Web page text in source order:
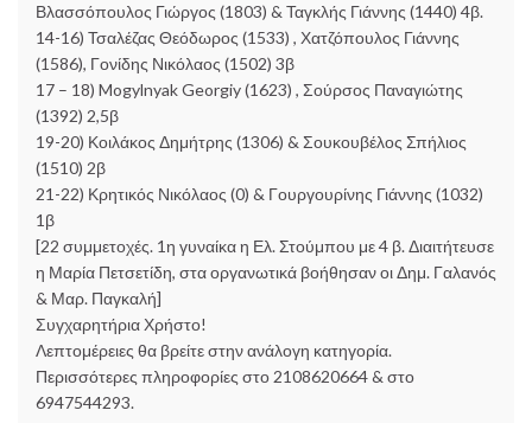
Βλασσόπουλος Γιώργος (1803) & Ταγκλής Γιάννης (1440) 4β.
14-16) Τσαλέζας Θεόδωρος (1533) , Χατζόπουλος Γιάννης
(1586), Γονίδης Νικόλαος (1502) 3β
17 – 18) Mogylnyak Georgiy (1623) , Σούρσος Παναγιώτης
(1392) 2,5β
19-20) Κοιλάκος Δημήτρης (1306) & Σουκουβέλος Σπήλιος
(1510) 2β
21-22) Κρητικός Νικόλαος (0) & Γουργουρίνης Γιάννης (1032)
1β
[22 συμμετοχές. 1η γυναίκα η Ελ. Στούμπου με 4 β. Διαιτήτευσε
η Μαρία Πετσετίδη, στα οργανωτικά βοήθησαν οι Δημ. Γαλανός
& Μαρ. Παγκαλή]
Συγχαρητήρια Χρήστο!
Λεπτομέρειες θα βρείτε στην ανάλογη κατηγορία.
Περισσότερες πληροφορίες στο 2108620664 & στο
6947544293.